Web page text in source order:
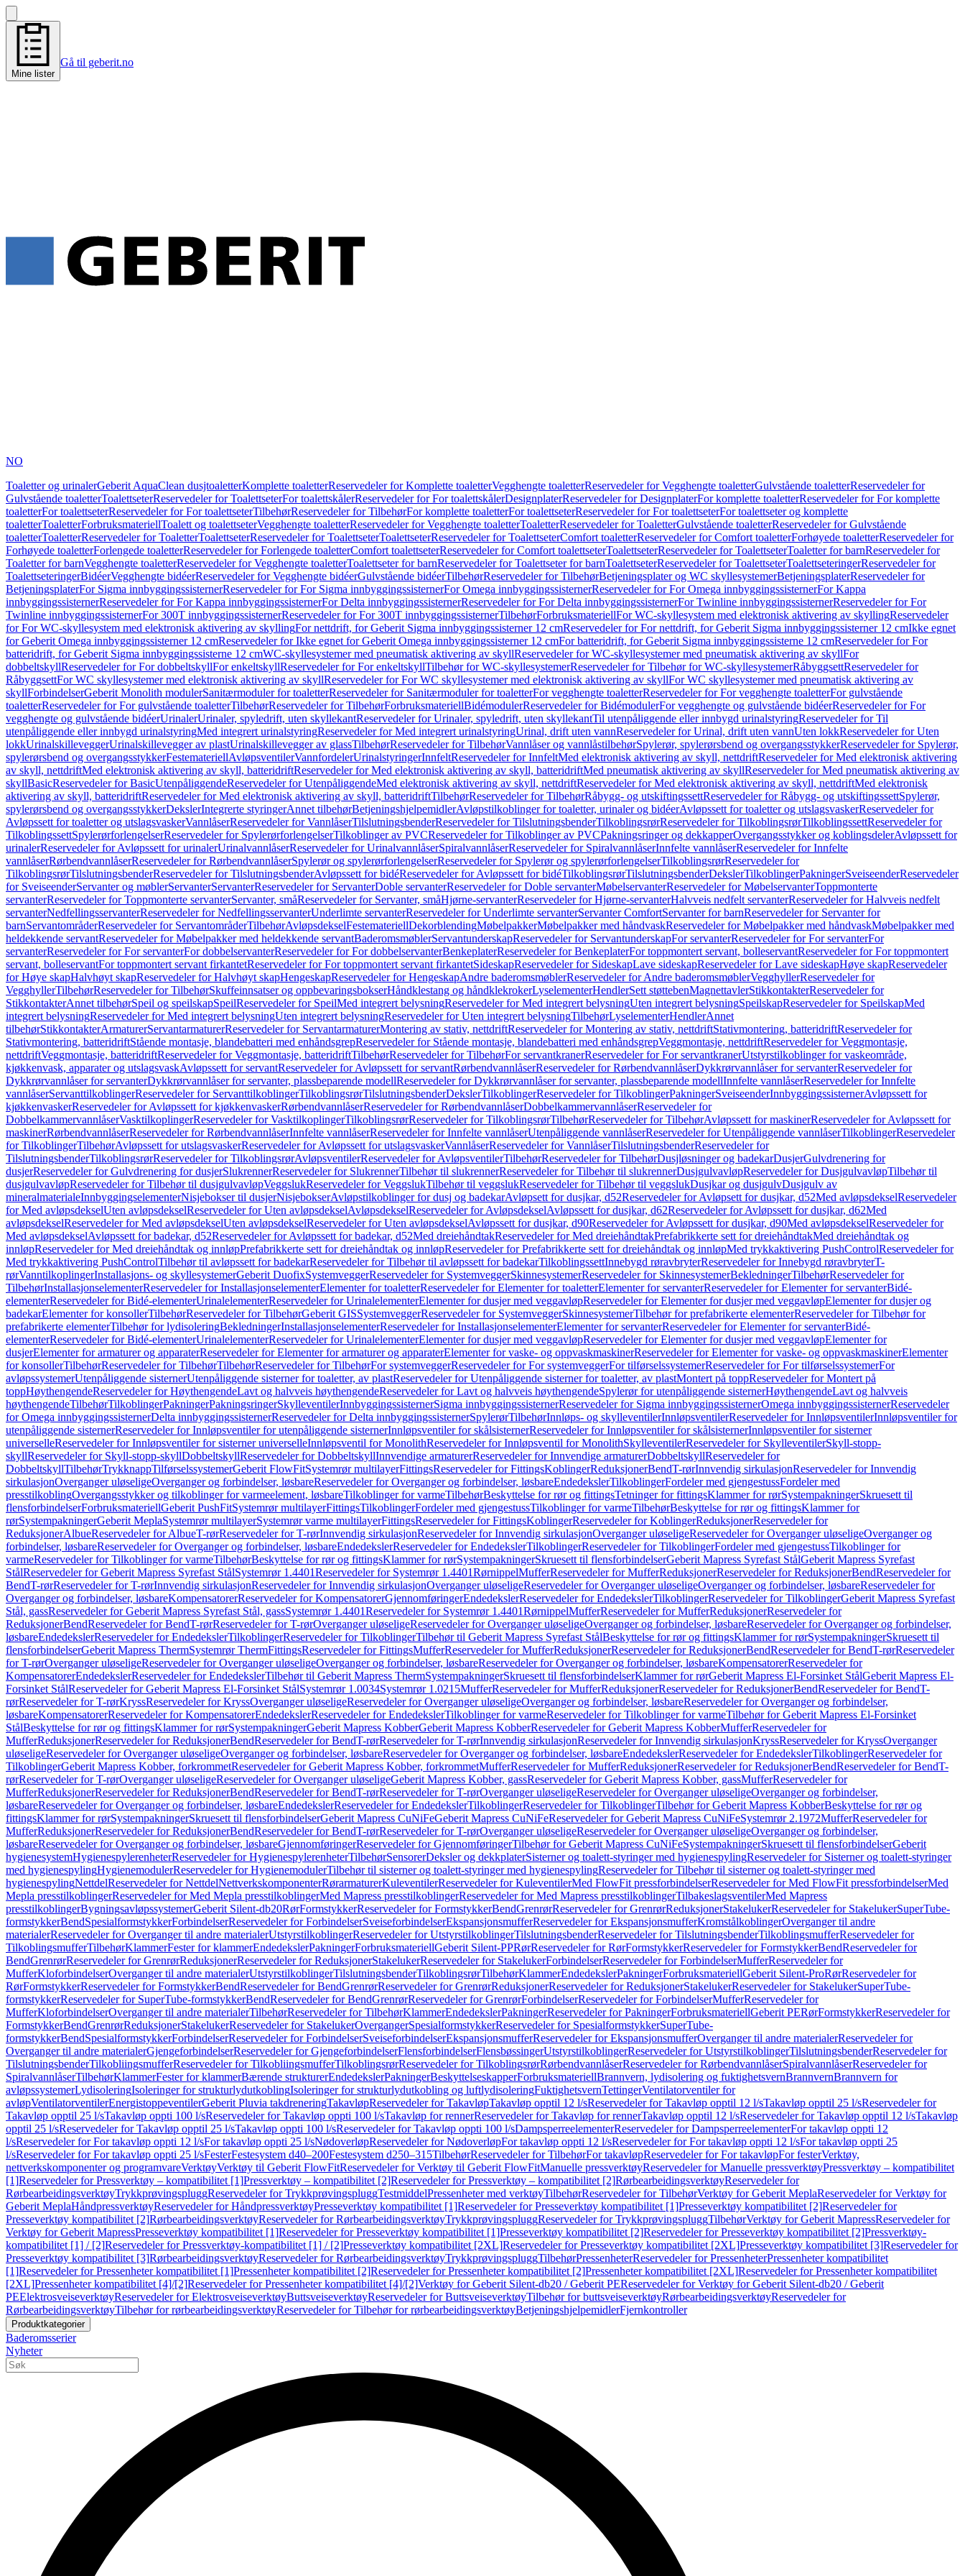
Mine lister
Gå til geberit.no
NO
Toaletter og urinalerGeberit AquaClean dusjtoaletterKomplette toaletterReservedeler for Komplette toaletterVegghengte toaletterReservedeler for Vegghengte toaletterGulvstående toaletterReservedeler for
Gulvstående toaletterToalettseterReservedeler for ToalettseterFor toalettskålerReservedeler for For toalettskålerDesignplaterReservedeler for DesignplaterFor komplette toaletterReservedeler for For komplette
toaletterFor toalettseterReservedeler for For toalettseterTilbehørReservedeler for TilbehørFor komplette toaletterFor toalettseterReservedeler for For toalettseterFor toalettseter og komplette
toaletterToaletterForbruksmateriellToalett og toalettseterVegghengte toaletterReservedeler for Vegghengte toaletterToaletterReservedeler for ToaletterGulvstående toaletterReservedeler for Gulvstående
toaletterToaletterReservedeler for ToaletterToalettseterReservedeler for ToalettseterToalettseterReservedeler for ToalettseterComfort toaletterReservedeler for Comfort toaletterForhøyede toaletterReservedeler for
Forhøyede toaletterForlengede toaletterReservedeler for Forlengede toaletterComfort toalettseterReservedeler for Comfort toalettseterToalettseterReservedeler for ToalettseterToaletter for barnReservedeler for
Toaletter for barnVegghengte toaletterReservedeler for Vegghengte toaletterToalettseter for barnReservedeler for Toalettseter for barnToalettseterReservedeler for ToalettseterToalettseteringerReservedeler for
ToalettseteringerBidéerVegghengte bidéerReservedeler for Vegghengte bidéerGulvstående bidéerTilbehørReservedeler for TilbehørBetjeningsplater og WC skyllesystemerBetjeningsplaterReservedeler for
BetjeningsplaterFor Sigma innbyggingssisternerReservedeler for For Sigma innbyggingssisternerFor Omega innbyggingssisternerReservedeler for For Omega innbyggingssisternerFor Kappa
innbyggingssisternerReservedeler for For Kappa innbyggingssisternerFor Delta innbyggingssisternerReservedeler for For Delta innbyggingssisternerFor Twinline innbyggingssisternerReservedeler for For
Twinline innbyggingssisternerFor 300T innbyggingssisternerReservedeler for For 300T innbyggingssisternerTilbehørForbruksmateriellFor WC-skyllesystem med elektronisk aktivering av skyllingReservedeler
for For WC-skyllesystem med elektronisk aktivering av skyllingFor nettdrift, for Geberit Sigma innbyggingssisterner 12 cmReservedeler for For nettdrift, for Geberit Sigma innbyggingssisterner 12 cmIkke egnet
for Geberit Omega innbyggingssisterner 12 cmReservedeler for Ikke egnet for Geberit Omega innbyggingssisterner 12 cmFor batteridrift, for Geberit Sigma innbyggingssisterne 12 cmReservedeler for For
batteridrift, for Geberit Sigma innbyggingssisterne 12 cmWC-skyllesystemer med pneumatisk aktivering av skyllReservedeler for WC-skyllesystemer med pneumatisk aktivering av skyllFor
dobbeltskyllReservedeler for For dobbeltskyllFor enkeltskyllReservedeler for For enkeltskyllTilbehør for WC-skyllesystemerReservedeler for Tilbehør for WC-skyllesystemerRåbyggsettReservedeler for
RåbyggsettFor WC skyllesystemer med elektronisk aktivering av skyllReservedeler for For WC skyllesystemer med elektronisk aktivering av skyllFor WC skyllesystemer med pneumatisk aktivering av
skyllForbindelserGeberit Monolith modulerSanitærmoduler for toaletterReservedeler for Sanitærmoduler for toaletterFor vegghengte toaletterReservedeler for For vegghengte toaletterFor gulvstående
toaletterReservedeler for For gulvstående toaletterTilbehørReservedeler for TilbehørForbruksmateriellBidémodulerReservedeler for BidémodulerFor vegghengte og gulvstående bidéerReservedeler for For
vegghengte og gulvstående bidéerUrinalerUrinaler, spyledrift, uten skyllekantReservedeler for Urinaler, spyledrift, uten skyllekantTil utenpåliggende eller innbygd urinalstyringReservedeler for Til
utenpåliggende eller innbygd urinalstyringMed integrert urinalstyringReservedeler for Med integrert urinalstyringUrinal, drift uten vannReservedeler for Urinal, drift uten vannUten lokkReservedeler for Uten
lokkUrinalskilleveggerUrinalskillevegger av plastUrinalskillevegger av glassTilbehørReservedeler for TilbehørVannlåser og vannlåstilbehørSpylerør, spylerørsbend og overgangsstykkerReservedeler for Spylerør,
spylerørsbend og overgangsstykkerFestemateriellAvløpsventilerVannfordelerUrinalstyringerInnfeltReservedeler for InnfeltMed elektronisk aktivering av skyll, nettdriftReservedeler for Med elektronisk aktivering
av skyll, nettdriftMed elektronisk aktivering av skyll, batteridriftReservedeler for Med elektronisk aktivering av skyll, batteridriftMed pneumatisk aktivering av skyllReservedeler for Med pneumatisk aktivering av
skyllBasicReservedeler for BasicUtenpåliggendeReservedeler for UtenpåliggendeMed elektronisk aktivering av skyll, nettdriftReservedeler for Med elektronisk aktivering av skyll, nettdriftMed elektronisk
aktivering av skyll, batteridriftReservedeler for Med elektronisk aktivering av skyll, batteridriftTilbehørReservedeler for TilbehørRåbygg- og utskiftingssettReservedeler for Råbygg- og utskiftingssettSpylerør,
spylerørsbend og overgangsstykkerDekslerIntegrerte styringerAnnet tilbehørBetjeningshjelpemidlerAvløpstilkoblinger for toaletter, urinaler og bidéerAvløpssett for toaletter og utslagsvaskerReservedeler for
Avløpssett for toaletter og utslagsvaskerVannlåserReservedeler for VannlåserTilslutningsbenderReservedeler for TilslutningsbenderTilkoblingsrørReservedeler for TilkoblingsrørTilkoblingssettReservedeler for
TilkoblingssettSpylerørforlengelserReservedeler for SpylerørforlengelserTilkoblinger av PVCReservedeler for Tilkoblinger av PVCPakningsringer og dekkapperOvergangsstykker og koblingsdelerAvløpssett for
urinalerReservedeler for Avløpssett for urinalerUrinalvannlåserReservedeler for UrinalvannlåserSpiralvannlåserReservedeler for SpiralvannlåserInnfelte vannlåserReservedeler for Innfelte
vannlåserRørbendvannlåserReservedeler for RørbendvannlåserSpylerør og spylerørforlengelserReservedeler for Spylerør og spylerørforlengelserTilkoblingsrørReservedeler for
TilkoblingsrørTilslutningsbenderReservedeler for TilslutningsbenderAvløpssett for bidéReservedeler for Avløpssett for bidéTilkoblingsrørTilslutningsbenderDekslerTilkoblingerPakningerSveiseenderReservedeler
for SveiseenderServanter og møblerServanterServanterReservedeler for ServanterDoble servanterReservedeler for Doble servanterMøbelservanterReservedeler for MøbelservanterToppmonterte
servanterReservedeler for Toppmonterte servanterServanter, småReservedeler for Servanter, småHjørne-servanterReservedeler for Hjørne-servanterHalvveis nedfelt servanterReservedeler for Halvveis nedfelt
servanterNedfellingsservanterReservedeler for NedfellingsservanterUnderlimte servanterReservedeler for Underlimte servanterServanter ComfortServanter for barnReservedeler for Servanter for
barnServantområderReservedeler for ServantområderTilbehørAvløpsdekselFestemateriellDekorblendingMøbelpakkerMøbelpakker med håndvaskReservedeler for Møbelpakker med håndvaskMøbelpakker med
heldekkende servantReservedeler for Møbelpakker med heldekkende servantBaderomsmøblerServantunderskapReservedeler for ServantunderskapFor servanterReservedeler for For servanterFor
servanterReservedeler for For servanterFor dobbelservanterReservedeler for For dobbelservanterBenkeplaterReservedeler for BenkeplaterFor toppmontert servant, bolleservantReservedeler for For toppmontert
servant, bolleservantFor toppmontert servant firkantetReservedeler for For toppmontert servant firkantetSideskapReservedeler for SideskapLave sideskapReservedeler for Lave sideskapHøye skapReservedeler
for Høye skapHalvhøyt skapReservedeler for Halvhøyt skapHengeskapReservedeler for HengeskapAndre baderomsmøblerReservedeler for Andre baderomsmøblerVegghyllerReservedeler for
VegghyllerTilbehørReservedeler for TilbehørSkuffeinnsatser og oppbevaringsbokserHåndklestang og håndklekrokerLyselementerHendlerSett støttebenMagnettavlerStikkontakterReservedeler for
StikkontakterAnnet tilbehørSpeil og speilskapSpeilReservedeler for SpeilMed integrert belysningReservedeler for Med integrert belysningUten integrert belysningSpeilskapReservedeler for SpeilskapMed
integrert belysningReservedeler for Med integrert belysningUten integrert belysningReservedeler for Uten integrert belysningTilbehørLyselementerHendlerAnnet
tilbehørStikkontakterArmaturerServantarmaturerReservedeler for ServantarmaturerMontering av stativ, nettdriftReservedeler for Montering av stativ, nettdriftStativmontering, batteridriftReservedeler for
Stativmontering, batteridriftStående montasje, blandebatteri med enhåndsgrepReservedeler for Stående montasje, blandebatteri med enhåndsgrepVeggmontasje, nettdriftReservedeler for Veggmontasje,
nettdriftVeggmontasje, batteridriftReservedeler for Veggmontasje, batteridriftTilbehørReservedeler for TilbehørFor servantkranerReservedeler for For servantkranerUtstyrstilkoblinger for vaskeområde,
kjøkkenvask, apparater og utslagsvaskAvløpssett for servantReservedeler for Avløpssett for servantRørbendvannlåserReservedeler for RørbendvannlåserDykkrørvannlåser for servanterReservedeler for
Dykkrørvannlåser for servanterDykkrørvannlåser for servanter, plassbeparende modellReservedeler for Dykkrørvannlåser for servanter, plassbeparende modellInnfelte vannlåserReservedeler for Innfelte
vannlåserServanttilkoblingerReservedeler for ServanttilkoblingerTilkoblingsrørTilslutningsbenderDekslerTilkoblingerReservedeler for TilkoblingerPakningerSveiseenderInnbyggingssisternerAvløpssett for
kjøkkenvaskerReservedeler for Avløpssett for kjøkkenvaskerRørbendvannlåserReservedeler for RørbendvannlåserDobbelkammervannlåserReservedeler for
DobbelkammervannlåserVasktilkoplingerReservedeler for VasktilkoplingerTilkoblingsrørReservedeler for TilkoblingsrørTilbehørReservedeler for TilbehørAvløpssett for maskinerReservedeler for Avløpssett for
maskinerRørbendvannlåserReservedeler for RørbendvannlåserInnfelte vannlåserReservedeler for Innfelte vannlåserUtenpåliggende vannlåserReservedeler for Utenpåliggende vannlåserTilkoblingerReservedeler
for TilkoblingerTilbehørAvløpssett for utslagsvaskerReservedeler for Avløpssett for utslagsvaskerVannlåserReservedeler for VannlåserTilslutningsbenderReservedeler for
TilslutningsbenderTilkoblingsrørReservedeler for TilkoblingsrørAvløpsventilerReservedeler for AvløpsventilerTilbehørReservedeler for TilbehørDusjløsninger og badekarDusjerGulvdrenering for
dusjerReservedeler for Gulvdrenering for dusjerSlukrennerReservedeler for SlukrennerTilbehør til slukrennerReservedeler for Tilbehør til slukrennerDusjgulvavløpReservedeler for DusjgulvavløpTilbehør til
dusjgulvavløpReservedeler for Tilbehør til dusjgulvavløpVeggslukReservedeler for VeggslukTilbehør til veggslukReservedeler for Tilbehør til veggslukDusjkar og dusjgulvDusjgulv av
mineralmaterialeInnbyggingselementerNisjebokser til dusjerNisjebokserAvløpstilkoblinger for dusj og badekarAvløpsett for dusjkar, d52Reservedeler for Avløpsett for dusjkar, d52Med avløpsdekselReservedeler
for Med avløpsdekselUten avløpsdekselReservedeler for Uten avløpsdekselAvløpsdekselReservedeler for AvløpsdekselAvløpssett for dusjkar, d62Reservedeler for Avløpssett for dusjkar, d62Med
avløpsdekselReservedeler for Med avløpsdekselUten avløpsdekselReservedeler for Uten avløpsdekselAvløpssett for dusjkar, d90Reservedeler for Avløpssett for dusjkar, d90Med avløpsdekselReservedeler for
Med avløpsdekselAvløpssett for badekar, d52Reservedeler for Avløpssett for badekar, d52Med dreiehåndtakReservedeler for Med dreiehåndtakPrefabrikkerte sett for dreiehåndtakMed dreiehåndtak og
innløpReservedeler for Med dreiehåndtak og innløpPrefabrikkerte sett for dreiehåndtak og innløpReservedeler for Prefabrikkerte sett for dreiehåndtak og innløpMed trykkaktivering PushControlReservedeler for
Med trykkaktivering PushControlTilbehør til avløpssett for badekarReservedeler for Tilbehør til avløpssett for badekarTilkoblingssettInnebygd røravbryterReservedeler for Innebygd røravbryterT-
rørVanntilkoplingerInstallasjons- og skyllesystemerGeberit DuofixSystemveggerReservedeler for SystemveggerSkinnesystemerReservedeler for SkinnesystemerBekledningerTilbehørReservedeler for
TilbehørInstallasjonselementerReservedeler for InstallasjonselementerElementer for toaletterReservedeler for Elementer for toaletterElementer for servanterReservedeler for Elementer for servanterBidé-
elementerReservedeler for Bidé-elementerUrinalelementerReservedeler for UrinalelementerElementer for dusjer med veggavløpReservedeler for Elementer for dusjer med veggavløpElementer for dusjer og
badekarElementer for konsollerTilbehørReservedeler for TilbehørGeberit GISSystemveggerReservedeler for SystemveggerSkinnesystemerTilbehør for prefabrikerte elementerReservedeler for Tilbehør for
prefabrikerte elementerTilbehør for lydisoleringBekledningerInstallasjonselementerReservedeler for InstallasjonselementerElementer for servanterReservedeler for Elementer for servanterBidé-
elementerReservedeler for Bidé-elementerUrinalelementerReservedeler for UrinalelementerElementer for dusjer med veggavløpReservedeler for Elementer for dusjer med veggavløpElementer for
dusjerElementer for armaturer og apparaterReservedeler for Elementer for armaturer og apparaterElementer for vaske- og oppvaskmaskinerReservedeler for Elementer for vaske- og oppvaskmaskinerElementer
for konsollerTilbehørReservedeler for TilbehørTilbehørReservedeler for TilbehørFor systemveggerReservedeler for For systemveggerFor tilførselssystemerReservedeler for For tilførselssystemerFor
avløpssystemerUtenpåliggende sisternerUtenpåliggende sisterner for toaletter, av plastReservedeler for Utenpåliggende sisterner for toaletter, av plastMontert på toppReservedeler for Montert på
toppHøythengendeReservedeler for HøythengendeLavt og halvveis høythengendeReservedeler for Lavt og halvveis høythengendeSpylerør for utenpåliggende sisternerHøythengendeLavt og halvveis
høythengendeTilbehørTilkoblingerPakningerPakningsringerSkylleventilerInnbyggingssisternerSigma innbyggingssisternerReservedeler for Sigma innbyggingssisternerOmega innbyggingssisternerReservedeler
for Omega innbyggingssisternerDelta innbyggingssisternerReservedeler for Delta innbyggingssisternerSpylerørTilbehørInnløps- og skylleventilerInnløpsventilerReservedeler for InnløpsventilerInnløpsventiler for
utenpåliggende sisternerReservedeler for Innløpsventiler for utenpåliggende sisternerInnløpsventiler for skålsisternerReservedeler for Innløpsventiler for skålsisternerInnløpsventiler for sisterner
universelleReservedeler for Innløpsventiler for sisterner universelleInnløpsventil for MonolithReservedeler for Innløpsventil for MonolithSkylleventilerReservedeler for SkylleventilerSkyll-stopp-
skyllReservedeler for Skyll-stopp-skyllDobbeltskyllReservedeler for DobbeltskyllInnvendige armaturerReservedeler for Innvendige armaturerDobbeltskyllReservedeler for
DobbeltskyllTilbehørTrykknappTilførselssystemerGeberit FlowFitSystemrør multilayerFittingsReservedeler for FittingsKoblingerReduksjonerBendT-rørInnvendig sirkulasjonReservedeler for Innvendig
sirkulasjonOverganger uløseligeOverganger og forbindelser, løsbareReservedeler for Overganger og forbindelser, løsbareEndedekslerTilkoblingerFordeler med gjengestussFordeler med
presstilkoblingOvergangsstykker og tilkoblinger for varmeelement, løsbareTilkoblinger for varmeTilbehørBeskyttelse for rør og fittingsTetninger for fittingsKlammer for rørSystempakningerSkruesett til
flensforbindelserForbruksmateriellGeberit PushFitSystemrør multilayerFittingsTilkoblingerFordeler med gjengestussTilkoblinger for varmeTilbehørBeskyttelse for rør og fittingsKlammer for
rørSystempakningerGeberit MeplaSystemrør multilayerSystemrør varme multilayerFittingsReservedeler for FittingsKoblingerReservedeler for KoblingerReduksjonerReservedeler for
ReduksjonerAlbueReservedeler for AlbueT-rørReservedeler for T-rørInnvendig sirkulasjonReservedeler for Innvendig sirkulasjonOverganger uløseligeReservedeler for Overganger uløseligeOverganger og
forbindelser, løsbareReservedeler for Overganger og forbindelser, løsbareEndedekslerReservedeler for EndedekslerTilkoblingerReservedeler for TilkoblingerFordeler med gjengestussTilkoblinger for
varmeReservedeler for Tilkoblinger for varmeTilbehørBeskyttelse for rør og fittingsKlammer for rørSystempakningerSkruesett til flensforbindelserGeberit Mapress Syrefast StålGeberit Mapress Syrefast
StålReservedeler for Geberit Mapress Syrefast StålSystemrør 1.4401Reservedeler for Systemrør 1.4401RørnippelMufferReservedeler for MufferReduksjonerReservedeler for ReduksjonerBendReservedeler for
BendT-rørReservedeler for T-rørInnvendig sirkulasjonReservedeler for Innvendig sirkulasjonOverganger uløseligeReservedeler for Overganger uløseligeOverganger og forbindelser, løsbareReservedeler for
Overganger og forbindelser, løsbareKompensatorerReservedeler for KompensatorerGjennomføringerEndedekslerReservedeler for EndedekslerTilkoblingerReservedeler for TilkoblingerGeberit Mapress Syrefast
Stål, gassReservedeler for Geberit Mapress Syrefast Stål, gassSystemrør 1.4401Reservedeler for Systemrør 1.4401RørnippelMufferReservedeler for MufferReduksjonerReservedeler for
ReduksjonerBendReservedeler for BendT-rørReservedeler for T-rørOverganger uløseligeReservedeler for Overganger uløseligeOverganger og forbindelser, løsbareReservedeler for Overganger og forbindelser,
løsbareEndedekslerReservedeler for EndedekslerTilkoblingerReservedeler for TilkoblingerTilbehør til Geberit Mapress Syrefast StålBeskyttelse for rør og fittingsKlammer for rørSystempakningerSkruesett til
flensforbindelserGeberit Mapress ThermSystemrør ThermFittingsReservedeler for FittingsMufferReservedeler for MufferReduksjonerReservedeler for ReduksjonerBendReservedeler for BendT-rørReservedeler
for T-rørOverganger uløseligeReservedeler for Overganger uløseligeOverganger og forbindelser, løsbareReservedeler for Overganger og forbindelser, løsbareKompensatorerReservedeler for
KompensatorerEndedekslerReservedeler for EndedekslerTilbehør til Geberit Mapress ThermSystempakningerSkruesett til flensforbindelserKlammer for rørGeberit Mapress El-Forsinket StålGeberit Mapress El-
Forsinket StålReservedeler for Geberit Mapress El-Forsinket StålSystemrør 1.0034Systemrør 1.0215MufferReservedeler for MufferReduksjonerReservedeler for ReduksjonerBendReservedeler for BendT-
rørReservedeler for T-rørKryssReservedeler for KryssOverganger uløseligeReservedeler for Overganger uløseligeOverganger og forbindelser, løsbareReservedeler for Overganger og forbindelser,
løsbareKompensatorerReservedeler for KompensatorerEndedekslerReservedeler for EndedekslerTilkoblinger for varmeReservedeler for Tilkoblinger for varmeTilbehør for Geberit Mapress El-Forsinket
StålBeskyttelse for rør og fittingsKlammer for rørSystempakningerGeberit Mapress KobberGeberit Mapress KobberReservedeler for Geberit Mapress KobberMufferReservedeler for
MufferReduksjonerReservedeler for ReduksjonerBendReservedeler for BendT-rørReservedeler for T-rørInnvendig sirkulasjonReservedeler for Innvendig sirkulasjonKryssReservedeler for KryssOverganger
uløseligeReservedeler for Overganger uløseligeOverganger og forbindelser, løsbareReservedeler for Overganger og forbindelser, løsbareEndedekslerReservedeler for EndedekslerTilkoblingerReservedeler for
TilkoblingerGeberit Mapress Kobber, forkrommetReservedeler for Geberit Mapress Kobber, forkrommetMufferReservedeler for MufferReduksjonerReservedeler for ReduksjonerBendReservedeler for BendT-
rørReservedeler for T-rørOverganger uløseligeReservedeler for Overganger uløseligeGeberit Mapress Kobber, gassReservedeler for Geberit Mapress Kobber, gassMufferReservedeler for
MufferReduksjonerReservedeler for ReduksjonerBendReservedeler for BendT-rørReservedeler for T-rørOverganger uløseligeReservedeler for Overganger uløseligeOverganger og forbindelser,
løsbareReservedeler for Overganger og forbindelser, løsbareEndedekslerReservedeler for EndedekslerTilkoblingerReservedeler for TilkoblingerTilbehør for Geberit Mapress KobberBeskyttelse for rør og
fittingsKlammer for rørSystempakningerSkruesett til flensforbindelserGeberit Mapress CuNiFeGeberit Mapress CuNiFeReservedeler for Geberit Mapress CuNiFeSystemrør 2.1972MufferReservedeler for
MufferReduksjonerReservedeler for ReduksjonerBendReservedeler for BendT-rørReservedeler for T-rørOverganger uløseligeReservedeler for Overganger uløseligeOverganger og forbindelser,
løsbareReservedeler for Overganger og forbindelser, løsbareGjennomføringerReservedeler for GjennomføringerTilbehør for Geberit Mapress CuNiFeSystempakningerSkruesett til flensforbindelserGeberit
hygienesystemHygienespylerenheterReservedeler for HygienespylerenheterTilbehørSensorerDeksler og dekkplaterSisterner og toalett-styringer med hygienespylingReservedeler for Sisterner og toalett-styringer
med hygienespylingHygienemodulerReservedeler for HygienemodulerTilbehør til sisterner og toalett-styringer med hygienespylingReservedeler for Tilbehør til sisterner og toalett-styringer med
hygienespylingNettdelReservedeler for NettdelNettverkskomponenterRørarmaturerKuleventilerReservedeler for KuleventilerMed FlowFit pressforbindelserReservedeler for Med FlowFit pressforbindelserMed
Mepla presstilkoblingerReservedeler for Med Mepla presstilkoblingerMed Mapress presstilkoblingerReservedeler for Med Mapress presstilkoblingerTilbakeslagsventilerMed Mapress
presstilkoblingerBygningsavløpssystemerGeberit Silent-db20RørFormstykkerReservedeler for FormstykkerBendGrenrørReservedeler for GrenrørReduksjonerStakelukerReservedeler for StakelukerSuperTube-
formstykkerBendSpesialformstykkerForbindelserReservedeler for ForbindelserSveiseforbindelserEkspansjonsmufferReservedeler for EkspansjonsmufferKromstålkoblingerOverganger til andre
materialerReservedeler for Overganger til andre materialerUtstyrstilkoblingerReservedeler for UtstyrstilkoblingerTilslutningsbenderReservedeler for TilslutningsbenderTilkoblingsmufferReservedeler for
TilkoblingsmufferTilbehørKlammerFester for klammerEndedekslerPakningerForbruksmateriellGeberit Silent-PPRørReservedeler for RørFormstykkerReservedeler for FormstykkerBendReservedeler for
BendGrenrørReservedeler for GrenrørReduksjonerReservedeler for ReduksjonerStakelukerReservedeler for StakelukerForbindelserReservedeler for ForbindelserMufferReservedeler for
MufferKloforbindelserOverganger til andre materialerUtstyrstilkoblingerTilslutningsbenderTilkoblingsrørTilbehørKlammerEndedekslerPakningerForbruksmateriellGeberit Silent-ProRørReservedeler for
RørFormstykkerReservedeler for FormstykkerBendReservedeler for BendGrenrørReservedeler for GrenrørReduksjonerReservedeler for ReduksjonerStakelukerReservedeler for StakelukerSuperTube-
formstykkerReservedeler for SuperTube-formstykkerBendReservedeler for BendGrenrørReservedeler for GrenrørForbindelserReservedeler for ForbindelserMufferReservedeler for
MufferKloforbindelserOverganger til andre materialerTilbehørReservedeler for TilbehørKlammerEndedekslerPakningerReservedeler for PakningerForbruksmateriellGeberit PERørFormstykkerReservedeler for
FormstykkerBendGrenrørReduksjonerStakelukerReservedeler for StakelukerOvergangerSpesialformstykkerReservedeler for SpesialformstykkerSuperTube-
formstykkerBendSpesialformstykkerForbindelserReservedeler for ForbindelserSveiseforbindelserEkspansjonsmufferReservedeler for EkspansjonsmufferOverganger til andre materialerReservedeler for
Overganger til andre materialerGjengeforbindelserReservedeler for GjengeforbindelserFlensforbindelserFlensbøssingerUtstyrstilkoblingerReservedeler for UtstyrstilkoblingerTilslutningsbenderReservedeler for
TilslutningsbenderTilkobliingsmufferReservedeler for TilkobliingsmufferTilkoblingsrørReservedeler for TilkoblingsrørRørbendvannlåserReservedeler for RørbendvannlåserSpiralvannlåserReservedeler for
SpiralvannlåserTilbehørKlammerFester for klammerBærende strukturerEndedekslerPakningerBeskyttelseskapperForbruksmateriellBrannvern, lydisolering og fuktighetsvernBrannvernBrannvern for
avløpssystemerLydisoleringIsoleringer for strukturlydutkoblingIsoleringer for strukturlydutkobling og luftlydisoleringFuktighetsvernTettingerVentilatorventiler for
avløpVentilatorventilerEnergistoppeventilerGeberit Pluvia takdreneringTakavløpReservedeler for TakavløpTakavløp opptil 12 l/sReservedeler for Takavløp opptil 12 l/sTakavløp opptil 25 l/sReservedeler for
Takavløp opptil 25 l/sTakavløp oppti 100 l/sReservedeler for Takavløp oppti 100 l/sTakavløp for rennerReservedeler for Takavløp for rennerTakavløp opptil 12 l/sReservedeler for Takavløp opptil 12 l/sTakavløp
opptil 25 l/sReservedeler for Takavløp opptil 25 l/sTakavløp oppti 100 l/sReservedeler for Takavløp oppti 100 l/sDampsperreelementerReservedeler for DampsperreelementerFor takavløp oppti 12
l/sReservedeler for For takavløp oppti 12 l/sFor takavløp oppti 25 l/sNødoverløpReservedeler for NødoverløpFor takavløp oppti 12 l/sReservedeler for For takavløp oppti 12 l/sFor takavløp oppti 25
l/sReservedeler for For takavløp oppti 25 l/sFesterFestesystem d40–200Festesystem d250–315TilbehørReservedeler for TilbehørFor takavløpReservedeler for For takavløpFor festerVerktøy,
nettverkskomponenter og programvareVerktøyVerktøy til Geberit FlowFitReservedeler for Verktøy til Geberit FlowFitManuelle pressverktøyReservedeler for Manuelle pressverktøyPressverktøy – kompatibilitet
[1]Reservedeler for Pressverktøy – kompatibilitet [1]Pressverktøy – kompatibilitet [2]Reservedeler for Pressverktøy – kompatibilitet [2]RørbearbeidingsverktøyReservedeler for
RørbearbeidingsverktøyTrykkprøvingspluggReservedeler for TrykkprøvingspluggTestmiddelPressenheter med verktøyTilbehørReservedeler for TilbehørVerktøy for Geberit MeplaReservedeler for Verktøy for
Geberit MeplaHåndpressverktøyReservedeler for HåndpressverktøyPresseverktøy kompatibilitet [1]Reservedeler for Presseverktøy kompatibilitet [1]Presseverktøy kompatibilitet [2]Reservedeler for
Presseverktøy kompatibilitet [2]RørbearbeidingsverktøyReservedeler for RørbearbeidingsverktøyTrykkprøvingspluggReservedeler for TrykkprøvingspluggTilbehørVerktøy for Geberit MapressReservedeler for
Verktøy for Geberit MapressPresseverktøy kompatibilitet [1]Reservedeler for Presseverktøy kompatibilitet [1]Presseverktøy kompatibilitet [2]Reservedeler for Presseverktøy kompatibilitet [2]Pressverktøy-
kompatibilitet [1] / [2]Reservedeler for Pressverktøy-kompatibilitet [1] / [2]Presseverktøy kompatibilitet [2XL]Reservedeler for Presseverktøy kompatibilitet [2XL]Presseverktøy kompatibilitet [3]Reservedeler for
Presseverktøy kompatibilitet [3]RørbearbeidingsverktøyReservedeler for RørbearbeidingsverktøyTrykkprøvingspluggTilbehørPressenheterReservedeler for PressenheterPressenheter kompatibilitet
[1]Reservedeler for Pressenheter kompatibilitet [1]Pressenheter kompatibilitet [2]Reservedeler for Pressenheter kompatibilitet [2]Pressenheter kompatibilitet [2XL]Reservedeler for Pressenheter kompatibilitet
[2XL]Pressenheter kompatibilitet [4]/[2]Reservedeler for Pressenheter kompatibilitet [4]/[2]Verktøy for Geberit Silent-db20 / Geberit PEReservedeler for Verktøy for Geberit Silent-db20 / Geberit
PEElektrosveiseverktøyReservedeler for ElektrosveiseverktøyButtsveiseverktøyReservedeler for ButtsveiseverktøyTilbehør for buttsveiseverktøyRørbearbeidingsverktøyReservedeler for
RørbearbeidingsverktøyTilbehør for rørbearbeidingsverktøyReservedeler for Tilbehør for rørbearbeidingsverktøyBetjeningshjelpemidlerFjernkontroller
Produktkategorier
Baderomsserier
Nyheter